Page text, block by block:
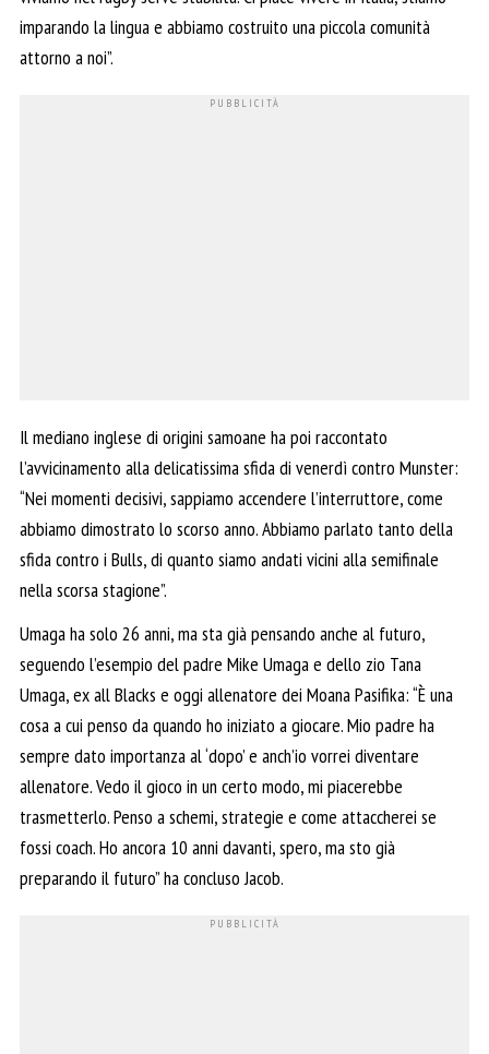
imparando la lingua e abbiamo costruito una piccola comunità
attorno a noi”.
Il mediano inglese di origini samoane ha poi raccontato
l’avvicinamento alla delicatissima sfida di venerdì contro Munster:
“Nei momenti decisivi, sappiamo accendere l’interruttore, come
abbiamo dimostrato lo scorso anno. Abbiamo parlato tanto della
sfida contro i Bulls, di quanto siamo andati vicini alla semifinale
nella scorsa stagione”.
Umaga ha solo 26 anni, ma sta già pensando anche al futuro,
seguendo l’esempio del padre Mike Umaga e dello zio Tana
Umaga, ex all Blacks e oggi allenatore dei Moana Pasifika: “È una
cosa a cui penso da quando ho iniziato a giocare. Mio padre ha
sempre dato importanza al ‘dopo’ e anch’io vorrei diventare
allenatore. Vedo il gioco in un certo modo, mi piacerebbe
trasmetterlo. Penso a schemi, strategie e come attaccherei se
fossi coach. Ho ancora 10 anni davanti, spero, ma sto già
preparando il futuro” ha concluso Jacob.